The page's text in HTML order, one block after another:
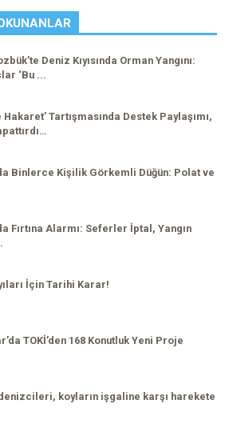
Deniz Kıyısında Orman Yangını:
‘Bu ...
Tartışmasında Destek Paylaşımı,
Binlerce Kişilik Görkemli Düğün: Polat ve
Fırtına Alarmı: Seferler İptal, Yangın
İçin Tarihi Karar!
TOKİ’den 168 Konutluk Yeni Proje
koyların işgaline karşı harekete